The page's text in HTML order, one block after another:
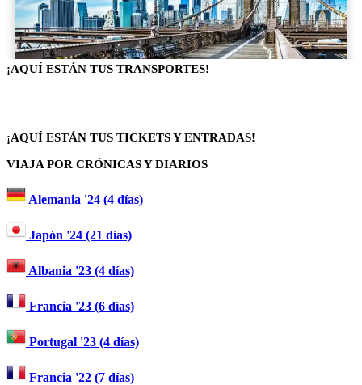
¡AQUÍ ESTÁN TUS TRANSPORTES!
¡AQUÍ ESTÁN TUS TICKETS Y ENTRADAS!
VIAJA POR CRÓNICAS Y DIARIOS
Alemania '24 (4 días)
Japón '24 (21 días)
Albania '23 (4 días)
Francia '23 (6 días)
Portugal '23 (4 días)
Francia '22 (7 días)